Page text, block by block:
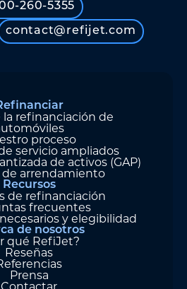
260-5355
contact@refijet.com
la refinanciación de
proceso
servicio ampliados
de activos (GAP)
arrendamiento
Recursos
de refinanciación
frecuentes
y elegibilidad
de nosotros
qué RefiJet?
Reseñas
Prensa